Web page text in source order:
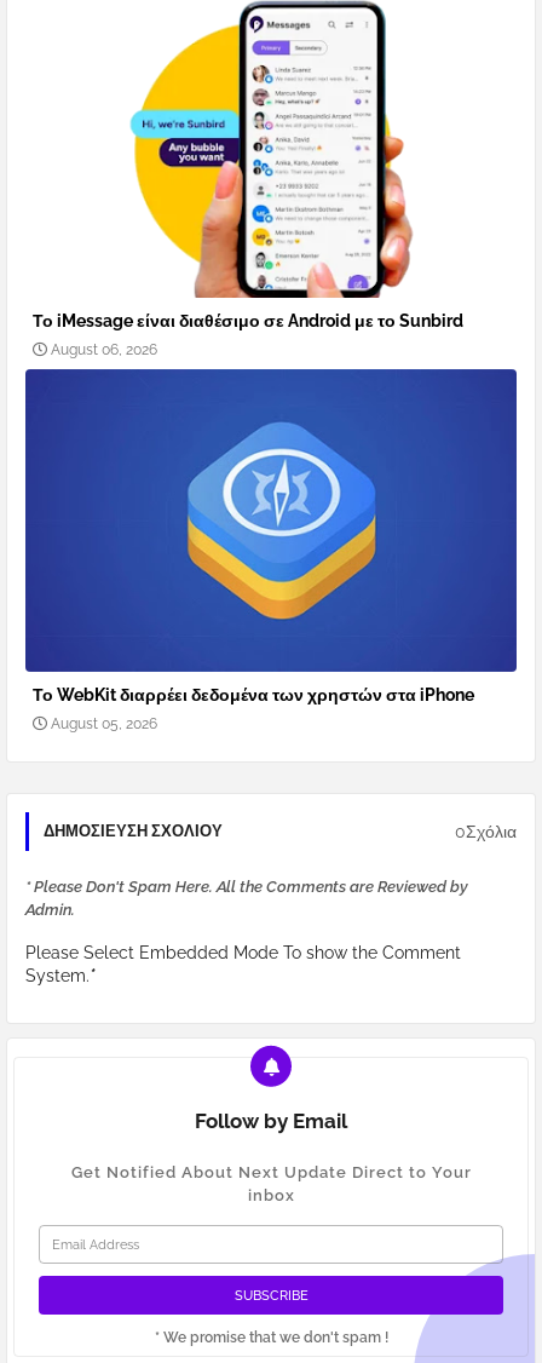
Το iMessage είναι διαθέσιμο σε Android με το Sunbird
August 06, 2026
Το WebKit διαρρέει δεδομένα των χρηστών στα iPhone
August 05, 2026
ΔΗΜΟΣΊΕΥΣΗ ΣΧΟΛΊΟΥ 0Σχόλια
* Please Don't Spam Here. All the Comments are Reviewed by
Admin.
Please Select Embedded Mode To show the Comment
System.*
Follow by Email
Get Notified About Next Update Direct to Your
inbox
* We promise that we don't spam !